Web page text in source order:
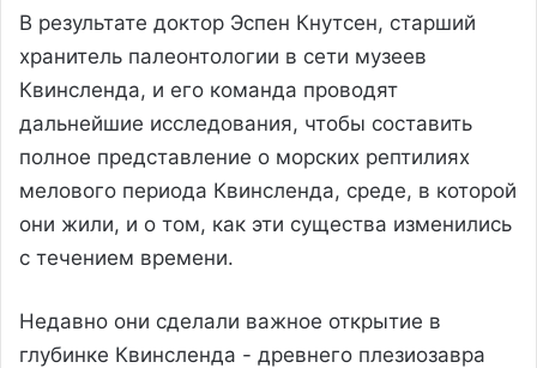
В результате доктор Эспен Кнутсен, старший
хранитель палеонтологии в сети музеев
Квинсленда, и его команда проводят
дальнейшие исследования, чтобы составить
полное представление о морских рептилиях
мелового периода Квинсленда, среде, в которой
они жили, и о том, как эти существа изменились
с течением времени.
Недавно они сделали важное открытие в
глубинке Квинсленда - древнего плезиозавра